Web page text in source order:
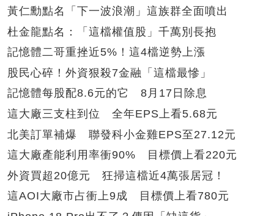
黃仁勳點名「下一波浪潮」這族群全面噴出
杜金龍點名：「這檔權值股」千萬別長抱
記憶體二哥重挫近5%！這4檔逆勢上漲
股民心碎！外資狠殺7金融「這檔最慘」
記憶體每股配8.6元的它 8月17日除息
這大廠三支柱到位 全年EPS上看5.68元
北美訂單補爆 聯發科小金雞EPS至27.12元
這大廠產能利用率衝90% 目標價上看220元
外資買超20億元 狂掃這檔近4萬張居冠！
這AOI大廠市占衝上9成 目標價上看780元